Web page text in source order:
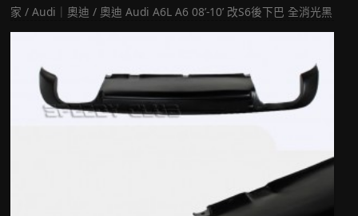
家 / Audi｜奧迪 / 奧迪 Audi A6L A6 08’-10’ 改S6後下巴 全消光黑